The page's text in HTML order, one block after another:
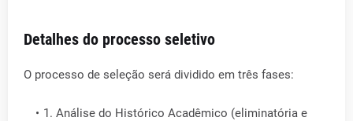
Detalhes do processo seletivo
O processo de seleção será dividido em três fases:
1. Análise do Histórico Acadêmico (eliminatória e